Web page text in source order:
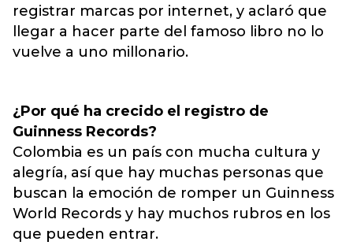
registrar marcas por internet, y aclaró que
llegar a hacer parte del famoso libro no lo
vuelve a uno millonario.
¿Por qué ha crecido el registro de
Guinness Records?
Colombia es un país con mucha cultura y
alegría, así que hay muchas personas que
buscan la emoción de romper un Guinness
World Records y hay muchos rubros en los
que pueden entrar.